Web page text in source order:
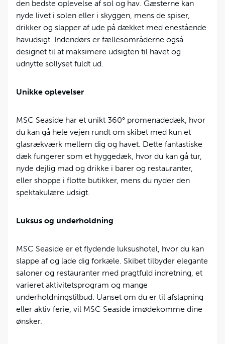
den bedste oplevelse af sol og hav. Gæsterne kan
nyde livet i solen eller i skyggen, mens de spiser,
drikker og slapper af ude på dækket med enestående
havudsigt. Indendørs er fællesområderne også
designet til at maksimere udsigten til havet og
udnytte sollyset fuldt ud.
Unikke oplevelser
MSC Seaside har et unikt 360° promenadedæk, hvor
du kan gå hele vejen rundt om skibet med kun et
glasrækværk mellem dig og havet. Dette fantastiske
dæk fungerer som et hyggedæk, hvor du kan gå tur,
nyde dejlig mad og drikke i barer og restauranter,
eller shoppe i flotte butikker, mens du nyder den
spektakulære udsigt.
Luksus og underholdning
MSC Seaside er et flydende luksushotel, hvor du kan
slappe af og lade dig forkæle. Skibet tilbyder elegante
saloner og restauranter med pragtfuld indretning, et
varieret aktivitetsprogram og mange
underholdningstilbud. Uanset om du er til afslapning
eller aktiv ferie, vil MSC Seaside imødekomme dine
ønsker.